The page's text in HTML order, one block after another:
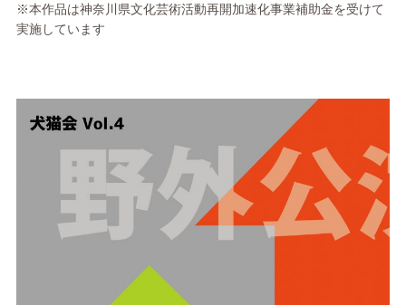
※本作品は神奈川県文化芸術活動再開加速化事業補助金を受けて
実施しています